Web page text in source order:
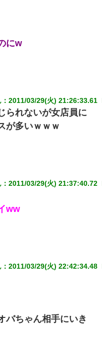
中学に入ってから関係を持
してやる」と脅迫されたの
俺（あれ？ディズニーシー
同僚「シーで並んでるこ
間、すごい鳥肌が立った
知的障害のオッサンがい
って顔を真っ赤にしながら
まったという話をしていた
そそくさと話を切り上げて
生活｜ワロタあんてな
にw
：2011/03/29(火) 21:26:33.61
られないが女店員に
が多いｗｗｗ
：2011/03/29(火) 21:37:40.72
ww
：2011/03/29(火) 22:42:34.48
バちゃん相手にいき